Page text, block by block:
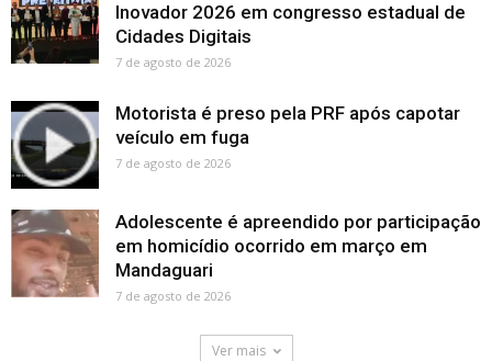
Inovador 2026 em congresso estadual de
Cidades Digitais
7 de agosto de 2026
Motorista é preso pela PRF após capotar
veículo em fuga
7 de agosto de 2026
Adolescente é apreendido por participação
em homicídio ocorrido em março em
Mandaguari
7 de agosto de 2026
Ver mais